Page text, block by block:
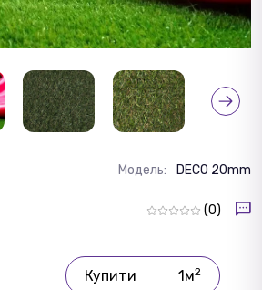
Модель: DECO 20mm
(0)
Купити 1м2